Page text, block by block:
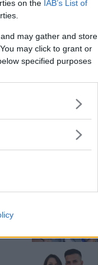
on the IAB’s List of
may gather and store
may click to grant or
specified purposes